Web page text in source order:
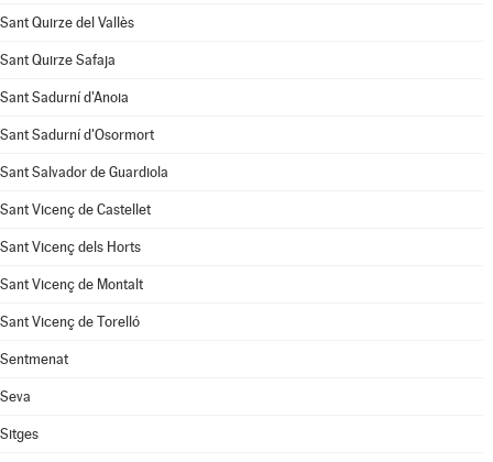
Sant Quirze del Vallès
Sant Quirze Safaja
Sant Sadurní d'Anoia
Sant Sadurní d'Osormort
Sant Salvador de Guardiola
Sant Vicenç de Castellet
Sant Vicenç dels Horts
Sant Vicenç de Montalt
Sant Vicenç de Torelló
Sentmenat
Seva
Sitges